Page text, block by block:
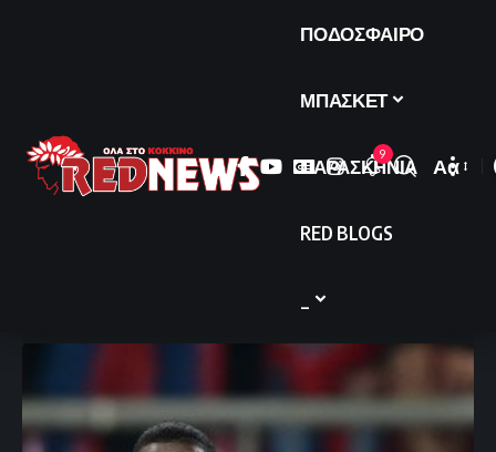
ΠΟΔΟΣΦΑΙΡΟ
ΜΠΑΣΚΕΤ
ΠΑΡΑΣΚΗΝΙΑ
RED BLOGS
9
Font
Αα